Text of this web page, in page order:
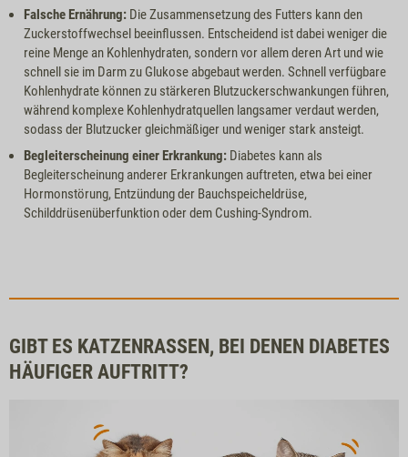
Falsche Ernährung: Die Zusammensetzung des Futters kann den
Zuckerstoffwechsel beeinflussen. Entscheidend ist dabei weniger die
reine Menge an Kohlenhydraten, sondern vor allem deren Art und wie
schnell sie im Darm zu Glukose abgebaut werden. Schnell verfügbare
Kohlenhydrate können zu stärkeren Blutzuckerschwankungen führen,
während komplexe Kohlenhydratquellen langsamer verdaut werden,
sodass der Blutzucker gleichmäßiger und weniger stark ansteigt.
Begleiterscheinung einer Erkrankung: Diabetes kann als
Begleiterscheinung anderer Erkrankungen auftreten, etwa bei einer
Hormonstörung, Entzündung der Bauchspeicheldrüse,
Schilddrüsenüberfunktion oder dem Cushing-Syndrom.
GIBT ES KATZENRASSEN, BEI DENEN DIABETES
HÄUFIGER AUFTRITT?